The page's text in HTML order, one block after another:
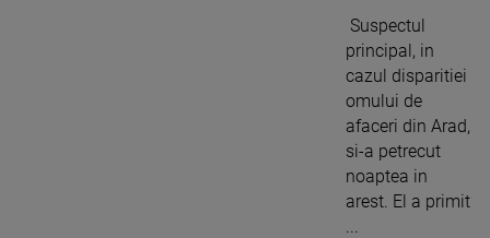
Suspectul
principal, in
cazul disparitiei
omului de
afaceri din Arad,
si-a petrecut
noaptea in
arest. El a primit
...